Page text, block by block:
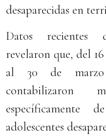
desaparecidas en
Datos recientes
revelaron que, del
al 30 de
contabilizaron
específicamente
adolescentes